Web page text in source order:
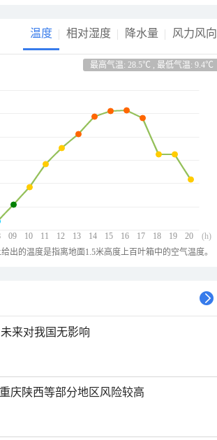
温度 相对湿度 降水量 风力风向
最高气温: 28.5℃ , 最低气温: 9.4℃
09 10 11 12 13 14 15 16 17 18 19 20 (h)
出的温度是指离地面1.5米高度上百叶箱中的空气温度。
来对我国无影响
庆陕西等部分地区风险较高